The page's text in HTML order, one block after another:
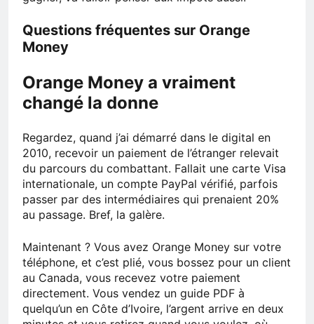
Questions fréquentes sur Orange
Money
Orange Money a vraiment
changé la donne
Regardez, quand j’ai démarré dans le digital en
2010, recevoir un paiement de l’étranger relevait
du parcours du combattant. Fallait une carte Visa
internationale, un compte PayPal vérifié, parfois
passer par des intermédiaires qui prenaient 20%
au passage. Bref, la galère.
Maintenant ? Vous avez Orange Money sur votre
téléphone, et c’est plié, vous bossez pour un client
au Canada, vous recevez votre paiement
directement. Vous vendez un guide PDF à
quelqu’un en Côte d’Ivoire, l’argent arrive en deux